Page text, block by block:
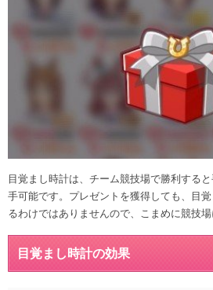
目覚まし時計は、チーム競技場で勝利する
手可能です。プレゼントを獲得しても、目
るわけではありませんので、こまめに競技場
目覚まし時計の効果